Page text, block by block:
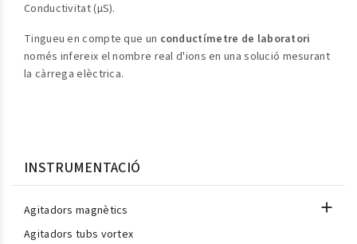
Conductivitat (µS).
Tingueu en compte que un conductímetre de laboratori
només infereix el nombre real d'ions en una solució mesurant
la càrrega elèctrica.
INSTRUMENTACIÓ
Agitadors magnètics 
Agitadors tubs vortex